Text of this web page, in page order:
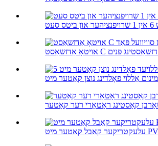
קאַסטינג ראָטאַרי רער קאַטער